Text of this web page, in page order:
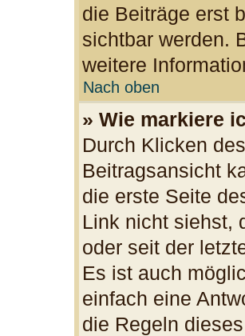
die Beiträge erst
sichtbar werden.
weitere
Nach oben
» Wie markiere
Durch Klicken
Beitragsansicht
die erste Seite
Link nicht siehst,
oder seit der
Es ist auch
einfach eine
die Regeln